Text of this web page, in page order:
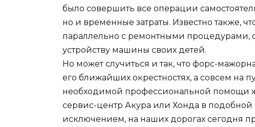
было совершить все операции
но и временные затраты. Известно также,
параллельно с ремонтными процедурами,
устройству машины своих детей.
Но может случиться и так, что форс-
его ближайших окрестностях, а совсем на
необходимой профессиональной помощи
сервис-центр Акура или Хонда в подобной
исключением, на наших дорогах сегодня